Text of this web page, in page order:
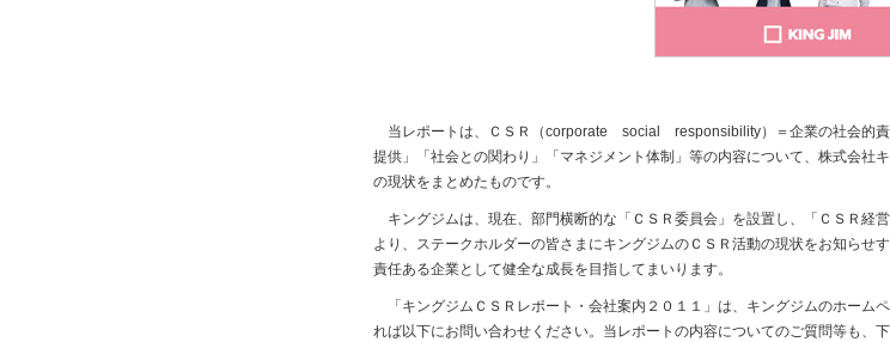
当レポートは、ＣＳＲ（corporate social responsibility）＝企業の社会的責
提供」「社会との関わり」「マネジメント体制」等の内容について、株式会社
の現状をまとめたものです。
キングジムは、現在、部門横断的な「ＣＳＲ委員会」を設置し、「ＣＳＲ経
より、ステークホルダーの皆さまにキングジムのＣＳＲ活動の現状をお知らせ
責任ある企業として健全な成長を目指してまいります。
「キングジムＣＳＲレポート・会社案内２０１１」は、キングジムのホーム
れば以下にお問い合わせください。当レポートの内容についてのご質問等も、